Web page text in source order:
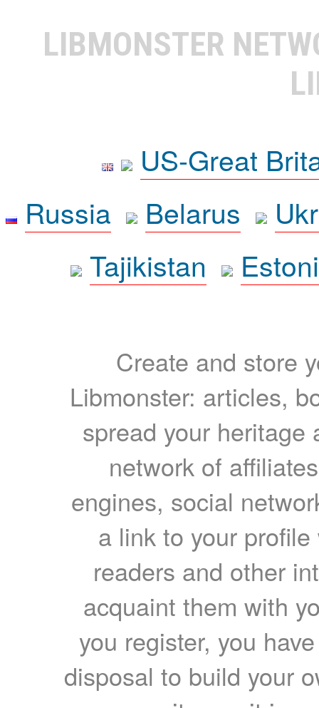
LIBMONSTER
US-Great
Russia
Belarus
Tajikistan
Create and store
Libmonster: articles,
spread your heritage
network of
engines, social
a link to your
readers and other
acquaint them with
you register, you
disposal to build your